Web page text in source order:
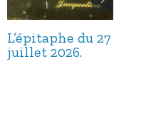
L’épitaphe du 27
juillet 2026.